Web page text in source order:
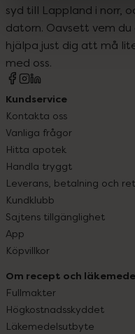
syd till Lappland i norr,
datorn. Oavsett vem
hjälpa just dig att må
med oss.
Kundservice
Kontakta oss
Vanliga frågor
Hitta apotek
Handla tryggt
Leverans, betalning och
Kundklubb
Sajtens tillgänglighet
App
Köpvillkor
Om recept och
Fullmakter
Högkostnadsskyddet
Läkemedelsutbyte